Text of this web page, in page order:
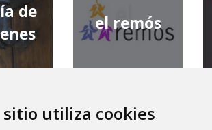
sitio utiliza cookies
de
el remós